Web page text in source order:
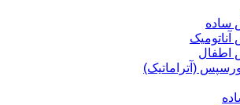
ساده
اطفال
(آتراماتیک)